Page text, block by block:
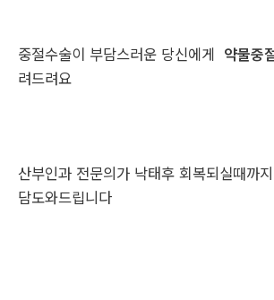
중절수술이 부담스러운 당신에게 약물중
려드려요
산부인과 전문의가 낙태후 회복되실때까
담도와드립니다